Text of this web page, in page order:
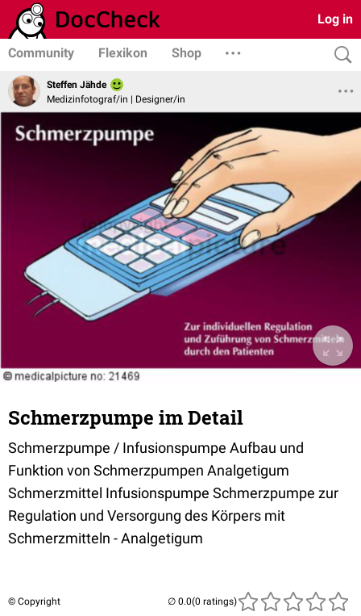
Log in
Community Flexikon Shop
Steffen Jähde
Medizinfotograf/in | Designer/in
Schmerzpumpe im Detail
Schmerzpumpe / Infusionspumpe Aufbau und
Funktion von Schmerzpumpen Analgetigum
Schmerzmittel Infusionspumpe Schmerzpumpe zur
Regulation und Versorgung des Körpers mit
Schmerzmitteln - Analgetigum
© Copyright (0 ratings)